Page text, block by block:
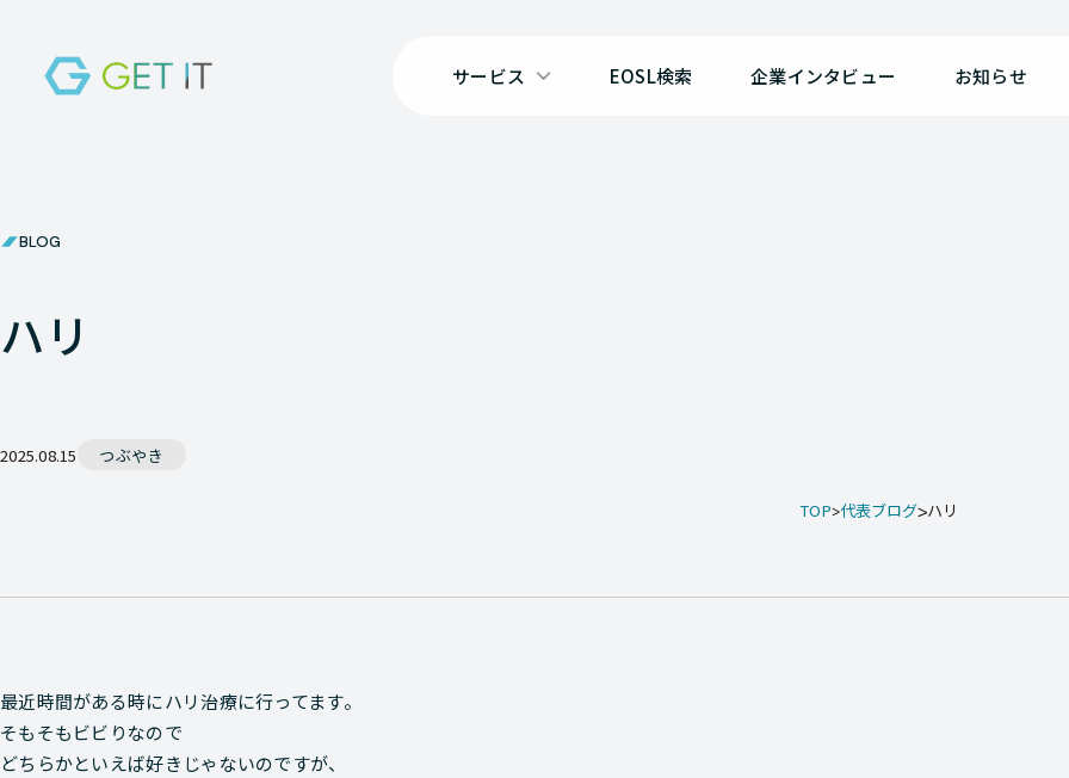
サービス EOSL検索 企業インタビュー お知らせ
BLOG
ハリ
2025.08.15 つぶやき
TOP 代表ブログ ハリ
最近時間がある時にハリ治療に行ってます。
そもそもビビりなので
どちらかといえば好きじゃないのですが、